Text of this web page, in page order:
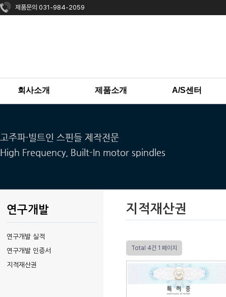
제품문의 031-984-2059
회사소개
분
류
제품소개
류
A/S센터
연구개발
연구개발 실적
연구개발 인증서
지적재산권
지적재산권
Total 4건 1 페이지